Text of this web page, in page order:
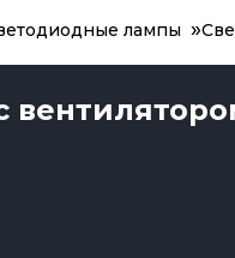
лампы